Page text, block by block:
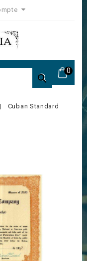
0

Cuban Standard